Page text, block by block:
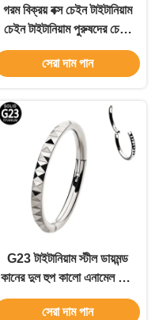
গরম বিক্রয় বক্স চেইন টাইটানিয়াম
চেইন টাইটানিয়াম পুরুষদের চেইন
স্টক ইন
সেরা দাম পান
G23 টাইটানিয়াম স্টীল ডায়মন্ড
কানের দুল হুপ কালো এনামেল এবং
হাইপোএলার্জেনিক
সেরা দাম পান